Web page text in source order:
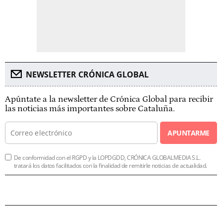
NEWSLETTER CRÓNICA GLOBAL
Apúntate a la newsletter de Crónica Global para recibir
las noticias más importantes sobre Cataluña.
APUNTARME
De conformidad con el RGPD y la LOPDGDD, CRÓNICA GLOBALMEDIA S.L.
tratará los datos facilitados con la finalidad de remitirle noticias de actualidad.